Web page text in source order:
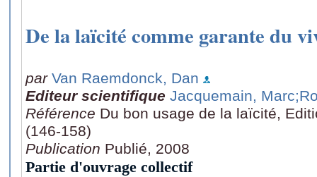
De la laïcité comme garante du
par Van Raemdonck, Dan
Editeur scientifique Jacquemain, Marc
Référence Du bon usage de la laïcité,
(146-158)
Publication Publié, 2008
Partie d'ouvrage collectif